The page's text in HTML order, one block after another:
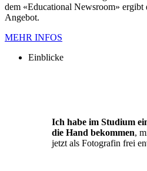
dem «Educational Newsroom»
Angebot.
MEHR INFOS
Einblicke
Ich habe im Studium
die Hand bekommen,
jetzt als Fotografin frei